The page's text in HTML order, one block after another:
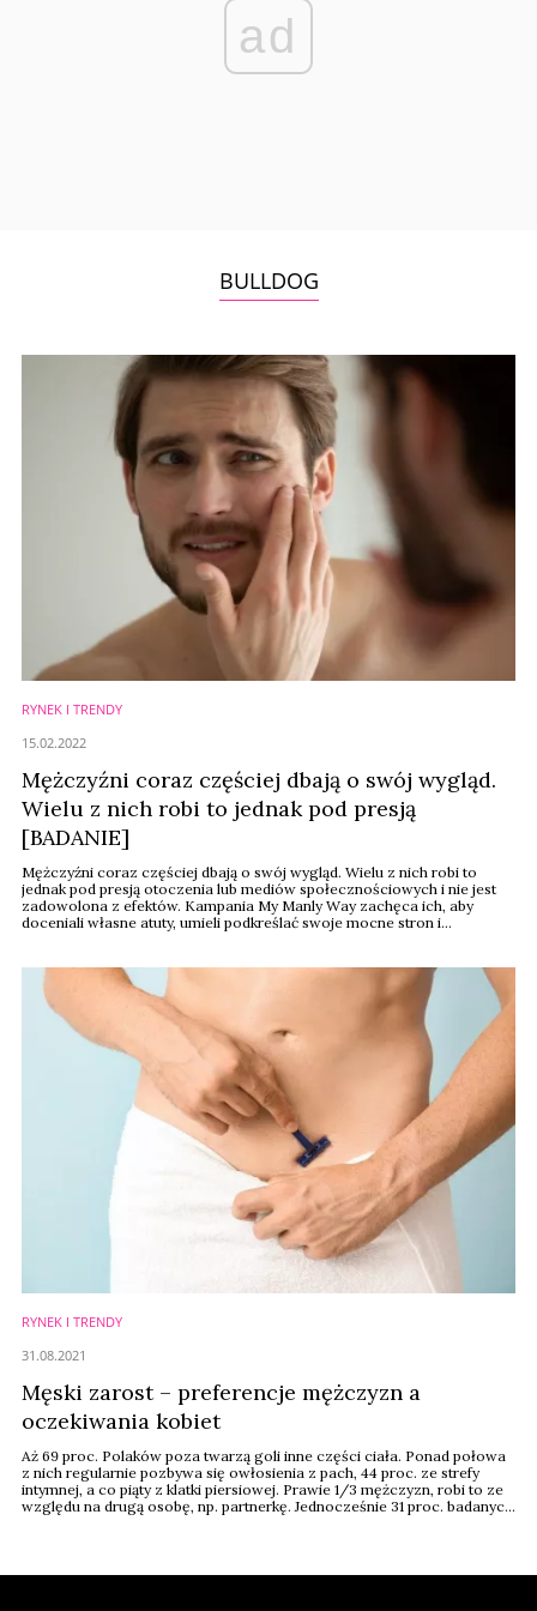
ad
BULLDOG
RYNEK I TRENDY
Mężczyźni coraz częściej dbają o swój wygląd.
Wielu z nich robi to jednak pod presją
[BADANIE]
Mężczyźni coraz częściej dbają o swój wygląd. Wielu z nich robi to
jednak pod presją otoczenia lub mediów społecznościowych i nie jest
zadowolona z efektów. Kampania My Manly Way zachęca ich, aby
doceniali własne atuty, umieli podkreślać swoje mocne stron i
15.02.2022
RYNEK I TRENDY
Męski zarost – preferencje mężczyzn a
oczekiwania kobiet
Aż 69 proc. Polaków poza twarzą goli inne części ciała. Ponad połowa
z nich regularnie pozbywa się owłosienia z pach, 44 proc. ze strefy
intymnej, a co piąty z klatki piersiowej. Prawie 1/3 mężczyzn, robi to ze
względu na drugą osobę, np. partnerkę. Jednocześnie 31 proc. badanych
31.08.2021